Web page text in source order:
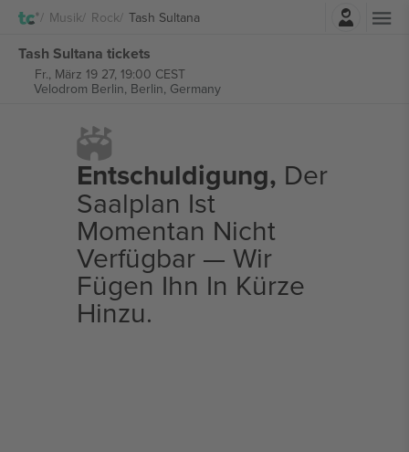
Musik Rock Tash Sultana
Tash Sultana tickets
Fr., März 19 27, 19:00 CEST
Velodrom Berlin, Berlin, Germany
Entschuldigung, Der
Saalplan Ist
Momentan Nicht
Verfügbar — Wir
Fügen Ihn In Kürze
Hinzu.